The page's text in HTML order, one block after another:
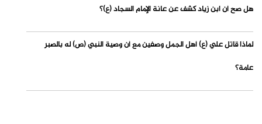
هل صح أن ابن زياد كشف عن عانة الإمام السجاد (ع)؟
لماذا قاتل علي (ع) أهل الجمل وصفين مع أن وصية النبي (ص) له بالصبر
عامة؟